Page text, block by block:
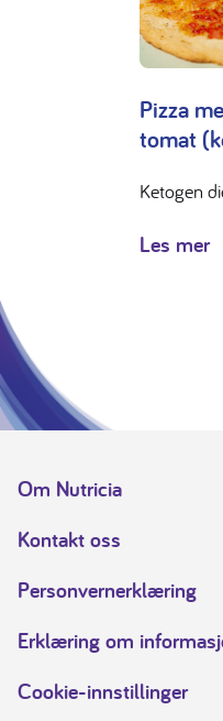
Pizza
tomat
Ketogen
Les mer
Om Nutricia
Kontakt oss
Personvernerklæring
Erklæring om
Cookie-innstillinger